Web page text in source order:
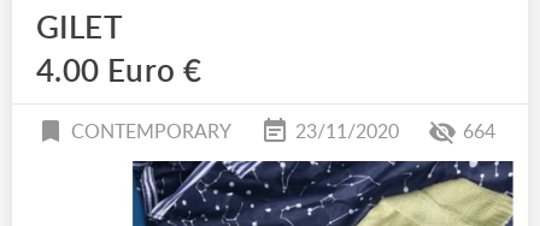
GILET
4.00 Euro €
CONTEMPORARY 23/11/2020 664